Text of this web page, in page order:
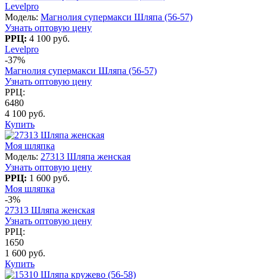
Levelpro
Модель: Магнолия супермакси Шляпа (56-57)
Узнать оптовую цену
РРЦ: 4 100 руб.
Levelpro
-37%
Магнолия супермакси Шляпа (56-57)
Узнать оптовую цену
РРЦ:
6480
4 100 руб.
Купить
Моя шляпка
Модель: 27313 Шляпа женская
Узнать оптовую цену
РРЦ: 1 600 руб.
Моя шляпка
-3%
27313 Шляпа женская
Узнать оптовую цену
РРЦ:
1650
1 600 руб.
Купить